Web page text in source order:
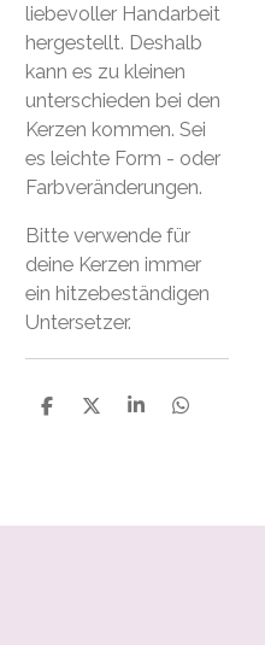
liebevoller Handarbeit
hergestellt. Deshalb
kann es zu kleinen
unterschieden bei den
Kerzen kommen. Sei
es leichte Form - oder
Farbveränderungen.
Bitte verwende für
deine Kerzen immer
ein hitzebeständigen
Untersetzer.
S
S
S
S